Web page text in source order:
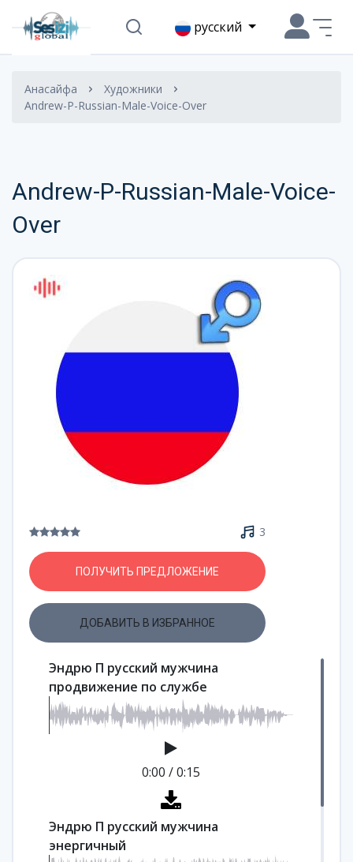
русский
Анасайфа
Художники
Andrew-P-Russian-Male-Voice-Over
Andrew-P-Russian-Male-Voice-
Over
3
ПОЛУЧИТЬ ПРЕДЛОЖЕНИЕ
ДОБАВИТЬ В ИЗБРАННОЕ
Эндрю П русский мужчина
продвижение по службе
0:00 /0:15
Эндрю П русский мужчина
энергичный